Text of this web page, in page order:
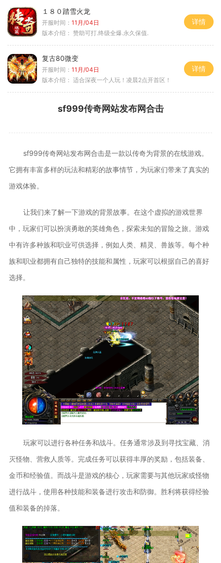
１８０踏雪火龙
开服时间： 11月/04日
版本介绍： 赞助可打.终级全爆.永久保值.
详情
复古80微变
开服时间： 11月/04日
版本介绍： 适合深夜一个人玩！凌晨2点开首区！
详情
sf999传奇网站发布网合击
sf999传奇网站发布网合击是一款以传奇为背景的在线游戏。
它拥有丰富多样的玩法和精彩的故事情节，为玩家们带来了真实的
游戏体验。
让我们来了解一下游戏的背景故事。在这个虚拟的游戏世界
中，玩家们可以扮演勇敢的英雄角色，探索未知的冒险之旅。游戏
中有许多种族和职业可供选择，例如人类、精灵、兽族等。每个种
族和职业都拥有自己独特的技能和属性，玩家可以根据自己的喜好
选择。
玩家可以进行各种任务和战斗。任务通常涉及到寻找宝藏、消
灭怪物、营救人质等。完成任务可以获得丰厚的奖励，包括装备、
金币和经验值。而战斗是游戏的核心，玩家需要与其他玩家或怪物
进行战斗，使用各种技能和装备进行攻击和防御。胜利将获得经验
值和装备的掉落。